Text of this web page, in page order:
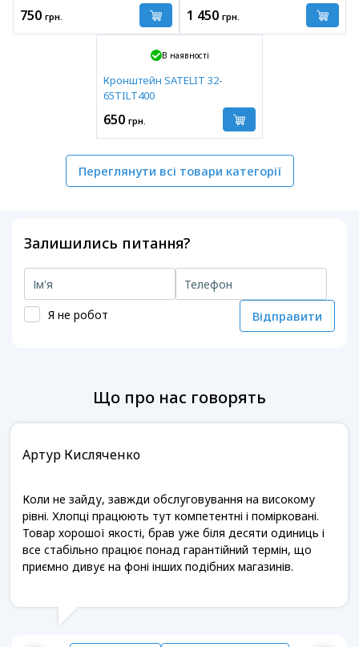
750 грн. 1 450 грн.
В наявності
Кронштейн SATELIT 32-
65TILT400
650 грн.
Переглянути всі товари категорії
Залишились питання?
Я не робот Відправити
Що про нас говорять
Артур Кисляченко
Коли не зайду, завжди обслуговування на високому
рівні. Хлопці працюють тут компетентні і помірковані.
Товар хорошої якості, брав уже біля десяти одиниць і
все стабільно працює понад гарантійний термін, що
приємно дивує на фоні інших подібних магазинів.